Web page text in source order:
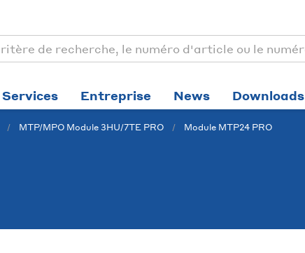
Services Entreprise News Downloads
MTP/MPO Module 3HU/7TE PRO Module MTP24 PRO